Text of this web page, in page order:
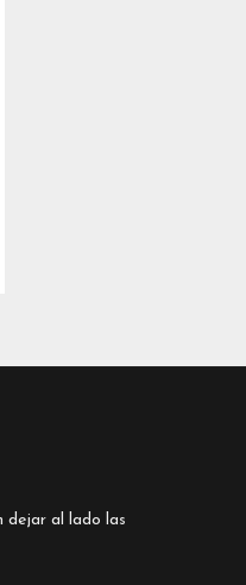
dejar al lado las